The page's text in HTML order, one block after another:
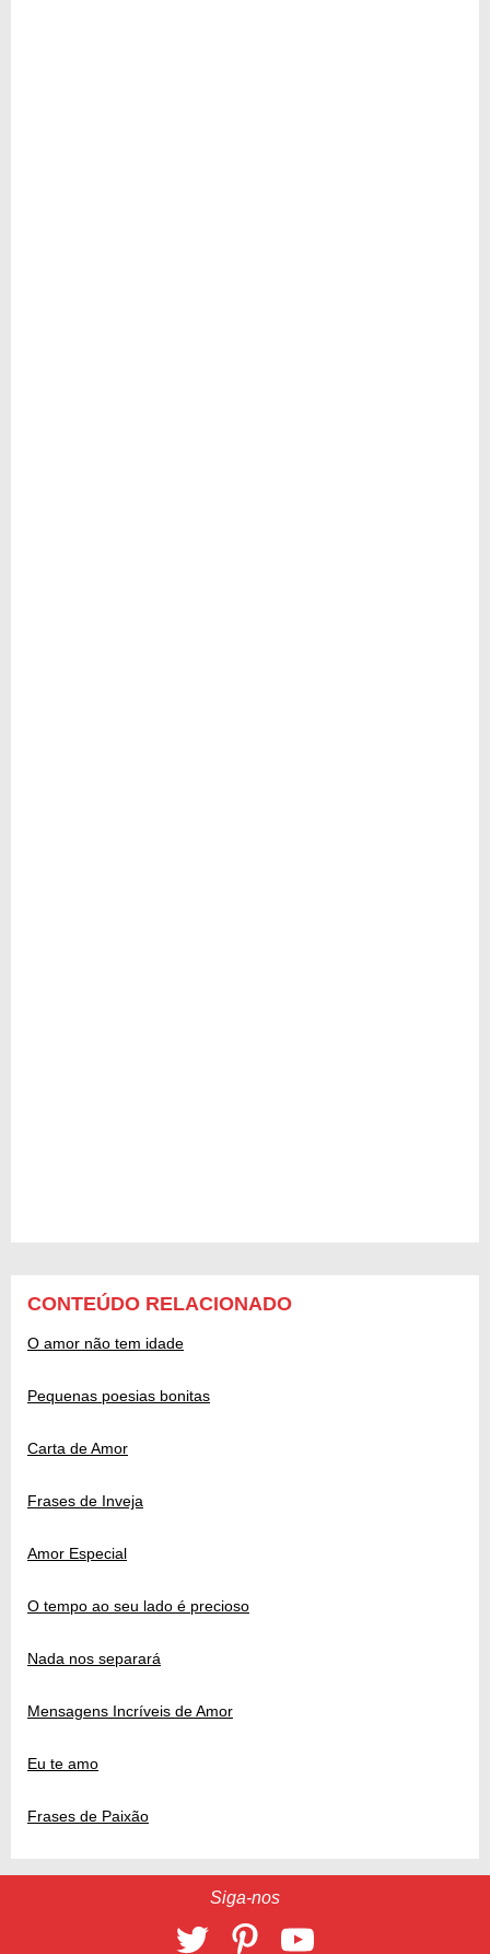
CONTEÚDO RELACIONADO
O amor não tem idade
Pequenas poesias bonitas
Carta de Amor
Frases de Inveja
Amor Especial
O tempo ao seu lado é precioso
Nada nos separará
Mensagens Incríveis de Amor
Eu te amo
Frases de Paixão
Siga-nos